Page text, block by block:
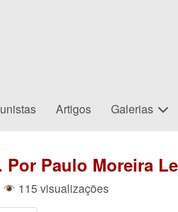
Artigos Galerias
Paulo Moreira
115 visualizações